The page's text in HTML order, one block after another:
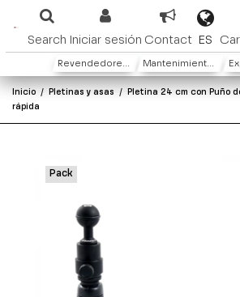
Search Iniciar sesión Contact ES
Revendedores y distribuidores Mantenimiento y Garantìa
Inicio Pletinas y asas
Pletina 24 cm con Puño
rápida
Pack